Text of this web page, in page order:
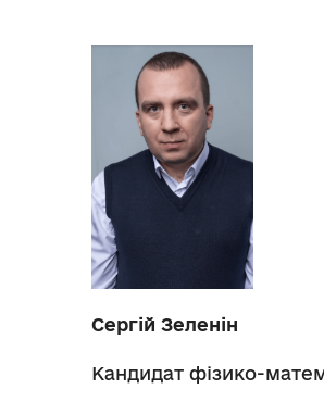
Сергій Зеленін
Кандидат фізико-